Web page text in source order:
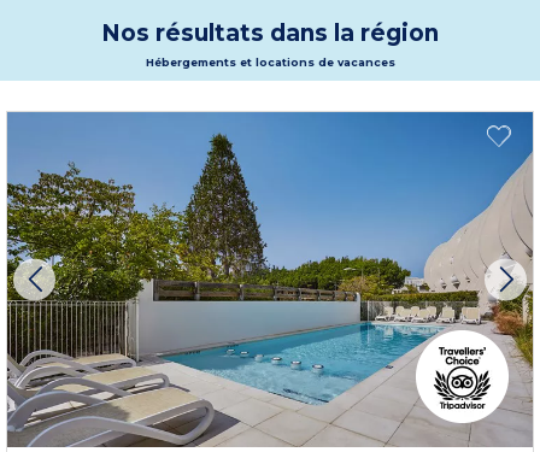
mise pendant votre séjour au sein de notre location vacances.
Plus d'informations
Nos résultats dans la région
Hébergements et locations de vacances